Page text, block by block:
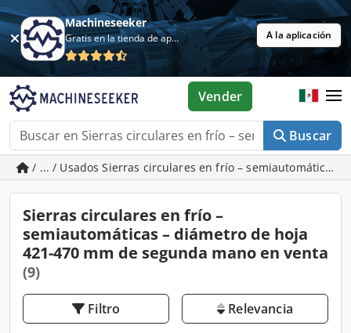
Machineseeker
Gratis en la tienda de aplicaciones A la aplicación
Buscar
Vender
/ ... / Usados Sierras circulares en frío – semiautomáticas
Sierras circulares en frío –
semiautomáticas – diámetro de hoja
421-470 mm de segunda mano en venta
(9)
Filtro Relevancia